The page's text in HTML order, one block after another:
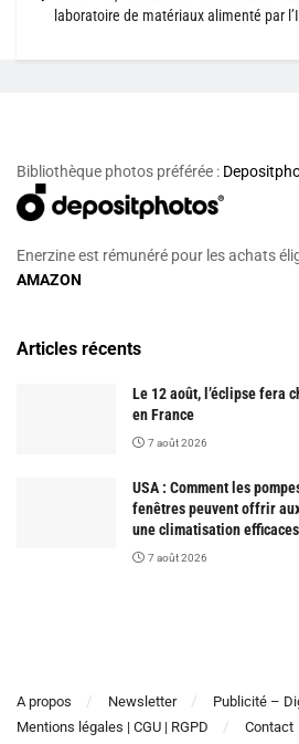
laboratoire de matériaux alimenté par
Bibliothèque photos préférée :
Enerzine est rémunéré pour les achats
AMAZON
Articles récents
Le 12 août, l’éclipse fera
en France
7 août 2026
USA : Comment les
fenêtres peuvent offrir
une climatisation efficaces
7 août 2026
A propos Newsletter
Publicité –
Mentions légales | CGU | RGPD
Contact